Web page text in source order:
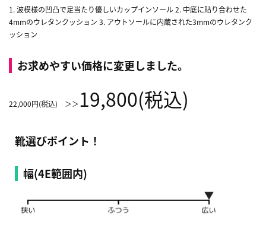
1. 波模様の凹凸で足当たり優しいカップインソール 2. 中底に貼り合わせた
4mmのウレタンクッション 3. アウトソールに内蔵された3mmのウレタンク
ッション
お求めやすい価格に変更しました。
22,000円(税込) ＞＞19,800(税込)
靴選びポイント！
幅(4E範囲内)